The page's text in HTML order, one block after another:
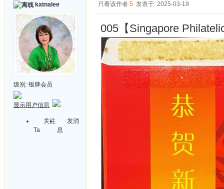
katnalee
级别: 银牌会员
显示用户信息
关注
Ta
发消
息
只看该作者 5 发表于: 2025-03-19
005【Singapore